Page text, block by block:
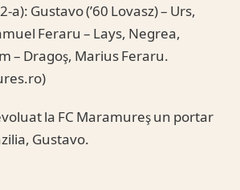
a): Gustavo (’60 Lovasz) – Urs,
Feraru – Lays, Negrea,
– Dragoş, Marius Feraru.
la FC Maramureş un portar
Gustavo.